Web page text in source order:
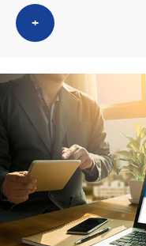
o
r
i
a
s
+